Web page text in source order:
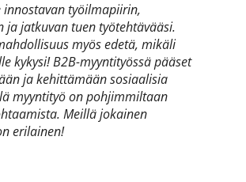
innostavan työilmapiirin,
ja jatkuvan tuen työtehtävääsi.
myös edetä, mikäli
kykysi! B2B-myyntityössä pääset
ja kehittämään sosiaalisia
myyntityö on pohjimmiltaan
Meillä jokainen
erilainen!